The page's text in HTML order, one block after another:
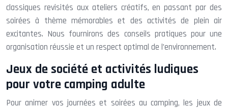
classiques revisités aux ateliers créatifs, en passant par des
soirées à thème mémorables et des activités de plein air
excitantes. Nous fournirons des conseils pratiques pour une
organisation réussie et un respect optimal de l’environnement.
Jeux de société et activités ludiques
pour votre camping adulte
Pour animer vos journées et soirées au camping, les jeux de